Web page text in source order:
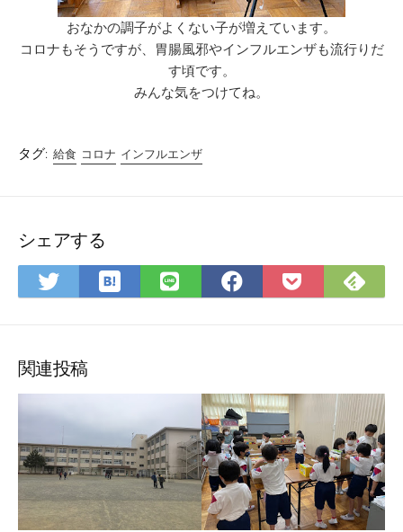
おなかの調子がよくない子が増えています。
コロナもそうですが、胃腸風邪やインフルエンザも流行りだ
す頃です。
みんな気をつけてね。
タグ: 給食 コロナ インフルエンザ
シェアする
Twitter
で
ア
は
て
ー
ク
に
保
存
LINE
で
Facebook
で
Pocket
に
で
関連投稿